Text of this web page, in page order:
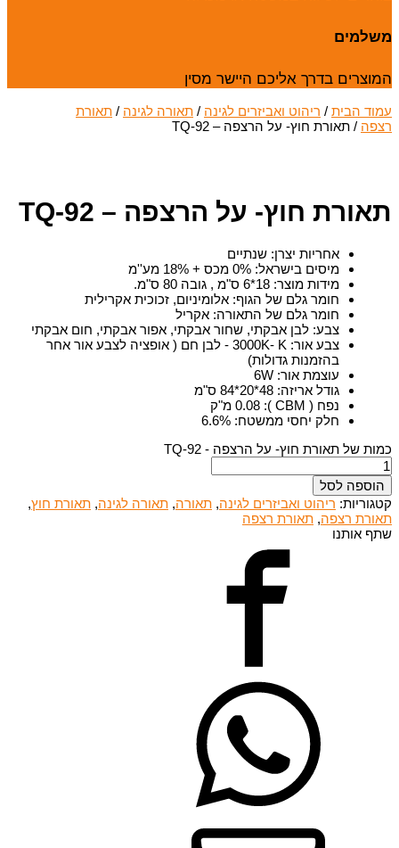
משלמים
המוצרים בדרך אליכם היישר מסין
עמוד הבית / ריהוט ואביזרים לגינה / תאורה לגינה / תאורת
רצפה / תאורת חוץ- על הרצפה – TQ-92
תאורת חוץ- על הרצפה – TQ-92
אחריות יצרן: שנתיים
מיסים בישראל: 0% מכס + 18% מע''מ
מידות מוצר: 18*6 ס"מ , גובה 80 ס"מ.
חומר גלם של הגוף: אלומיניום, זכוכית אקרילית
חומר גלם של התאורה: אקריל
צבע: לבן אבקתי, שחור אבקתי, אפור אבקתי, חום אבקתי
צבע אור:
3000K- K - לבן חם ( אופציה לצבע אור אחר
בהזמנות גדולות)
עוצמת אור:
6W
גודל אריזה: 48*20*84 ס"מ
נפח ( CBM )
: 0.08 מ"ק
חלק יחסי ממשטח:
6.6%
כמות של תאורת חוץ- על הרצפה - TQ-92
הוספה לסל
קטגוריות: ריהוט ואביזרים לגינה, תאורה, תאורה לגינה, תאורת חוץ,
תאורת רצפה, תאורת רצפה
שתף אותנו